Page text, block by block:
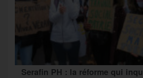
Serafin PH : la réforme qui